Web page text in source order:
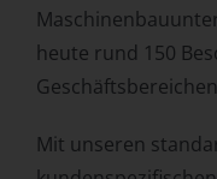
heute rund 150
Mit unseren